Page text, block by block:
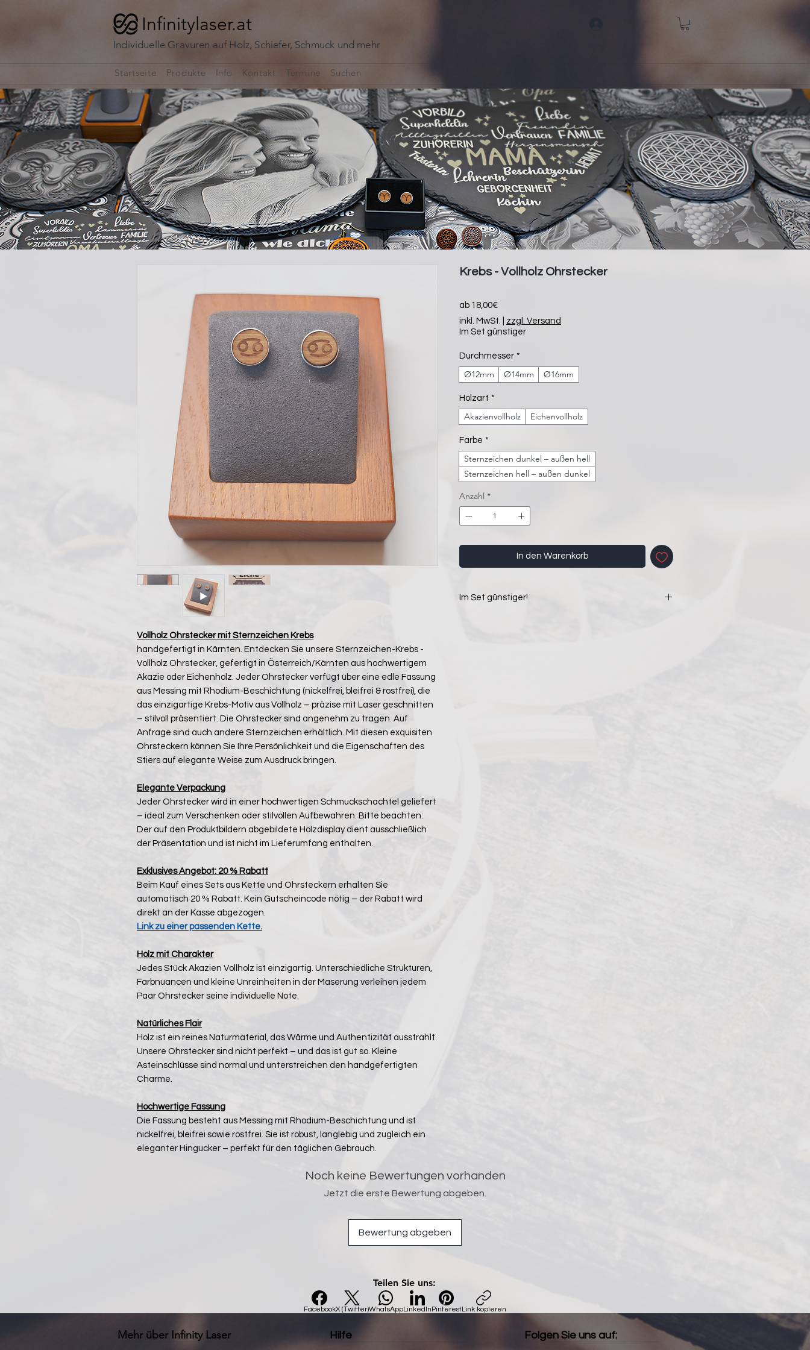
Infinitylaser.at
Individuelle Gravuren auf Holz, Schiefer, Schmuck und mehr
Startseite Produkte Info Kontakt Termine Suchen
Vollholz Ohrstecker mit Sternzeichen Krebs
handgefertigt in Kärnten. Entdecken Sie unsere Sternzeichen-Krebs -
Vollholz Ohrstecker, gefertigt in Österreich/Kärnten aus hochwertigem
Akazie oder Eichenholz. Jeder Ohrstecker verfügt über eine edle Fassung
aus Messing mit Rhodium-Beschichtung (nickelfrei, bleifrei & rostfrei), die
das einzigartige Krebs-Motiv aus Vollholz – präzise mit Laser geschnitten
– stilvoll präsentiert. Die Ohrstecker sind angenehm zu tragen. Auf
Anfrage sind auch andere Sternzeichen erhältlich. Mit diesen exquisiten
Ohrsteckern können Sie Ihre Persönlichkeit und die Eigenschaften des
Stiers auf elegante Weise zum Ausdruck bringen.
Elegante Verpackung
Jeder Ohrstecker wird in einer hochwertigen Schmuckschachtel geliefert
– ideal zum Verschenken oder stilvollen Aufbewahren. Bitte beachten:
Der auf den Produktbildern abgebildete Holzdisplay dient ausschließlich
der Präsentation und ist nicht im Lieferumfang enthalten.
Exklusives Angebot: 20 % Rabatt
Beim Kauf eines Sets aus Kette und Ohrsteckern erhalten Sie
automatisch 20 % Rabatt. Kein Gutscheincode nötig – der Rabatt wird
direkt an der Kasse abgezogen.
Link zu einer passenden Kette.
Holz mit Charakter
Jedes Stück Akazien Vollholz ist einzigartig. Unterschiedliche Strukturen,
Farbnuancen und kleine Unreinheiten in der Maserung verleihen jedem
Paar Ohrstecker seine individuelle Note.
Natürliches Flair
Holz ist ein reines Naturmaterial, das Wärme und Authentizität ausstrahlt.
Unsere Ohrstecker sind nicht perfekt – und das ist gut so. Kleine
Asteinschlüsse sind normal und unterstreichen den handgefertigten
Charme.
Hochwertige Fassung
Die Fassung besteht aus Messing mit Rhodium-Beschichtung und ist
nickelfrei, bleifrei sowie rostfrei. Sie ist robust, langlebig und zugleich ein
eleganter Hingucker – perfekt für den täglichen Gebrauch.
Krebs - Vollholz Ohrstecker
ab 18,00€Sale-
Preis
inkl. MwSt.
zzgl. Versand
Im Set günstiger
Durchmesser *
Ø12mm Ø14mm Ø16mm
Holzart *
Akazienvollholz Eichenvollholz
Farbe *
Sternzeichen dunkel – außen hell
Sternzeichen hell – außen dunkel
Anzahl *
In den Warenkorb
Im Set günstiger!
Noch keine Bewertungen vorhanden
Jetzt die erste Bewertung abgeben.
Bewertung abgeben
Teilen Sie uns:
FacebookX (Twitter)WhatsAppLinkedInPinterestLink kopieren
Mehr über Infinity Laser Hilfe Folgen Sie uns auf: